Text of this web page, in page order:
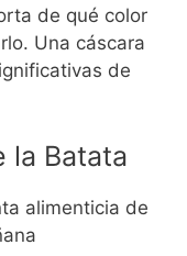
de qué color
Una cáscara
de
la Batata
alimenticia de